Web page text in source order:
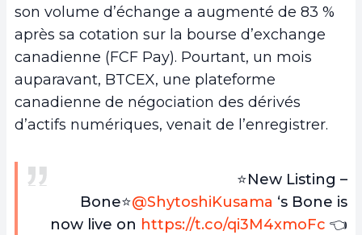
son volume d’échange a augmenté de 83 %
après sa cotation sur la bourse d’exchange
canadienne (FCF Pay). Pourtant, un mois
auparavant, BTCEX, une plateforme
canadienne de négociation des dérivés
d’actifs numériques, venait de l’enregistrer.
⭐️New Listing –
Bone⭐️@ShytoshiKusama ‘s Bone is
now live on https://t.co/qi3M4xmoFc 👈